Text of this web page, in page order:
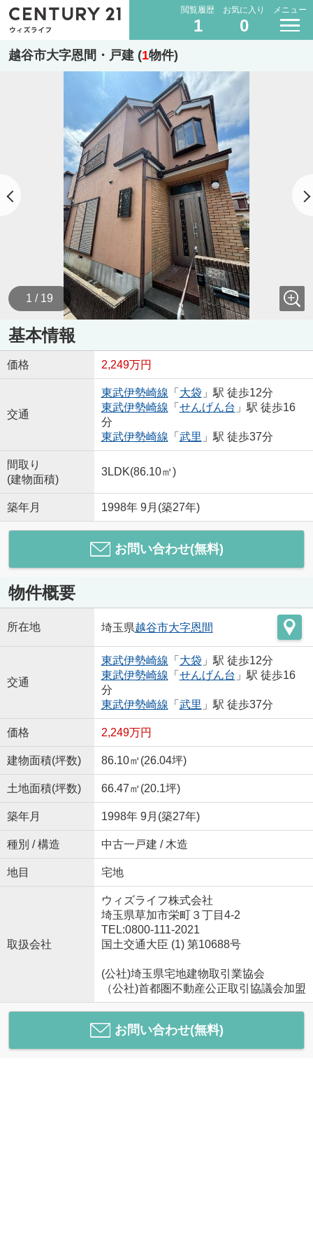
閲覧履歴
1
お気に入り
0
メニュー
越谷市大字恩間・戸建 (1物件)
1 / 19
基本情報
価格 2,249万円
交通
東武伊勢崎線 「 大袋 」駅 徒歩12分
東武伊勢崎線 「 せんげん台 」駅 徒歩16
分
東武伊勢崎線 「 武里 」駅 徒歩37分
間取り
(建物面積)
3LDK(86.10㎡)
築年月 1998年 9月(築27年)
お問い合わせ(無料)
物件概要
所在地 埼玉県越谷市大字恩間
交通
東武伊勢崎線 「 大袋 」駅 徒歩12分
東武伊勢崎線 「 せんげん台 」駅 徒歩16
分
東武伊勢崎線 「 武里 」駅 徒歩37分
価格 2,249万円
建物面積(坪数) 86.10㎡(26.04坪)
土地面積(坪数) 66.47㎡(20.1坪)
築年月 1998年 9月(築27年)
種別 / 構造 中古一戸建 / 木造
地目 宅地
取扱会社
ウィズライフ株式会社
埼玉県草加市栄町３丁目4-2
TEL:0800-111-2021
国土交通大臣 (1) 第10688号
(公社)埼玉県宅地建物取引業協会
（公社)首都圏不動産公正取引協議会加盟
お問い合わせ(無料)